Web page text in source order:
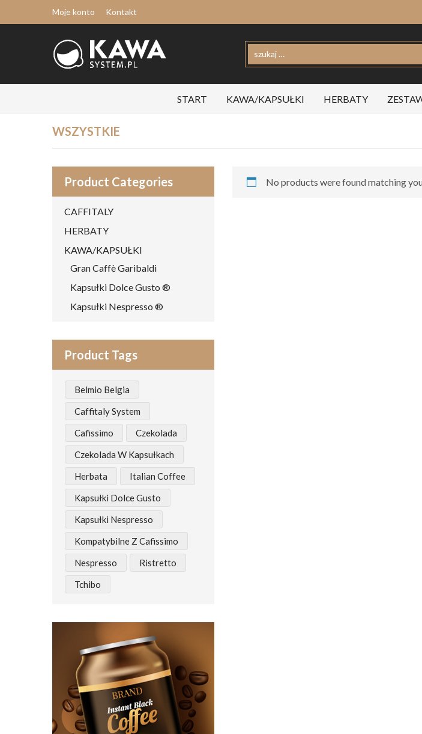
Moje konto Kontakt
START KAWA/KAPSUŁKI HERBATY
WSZYSTKIE
No products were found matching
Product Categories
CAFFITALY
HERBATY
KAWA/KAPSUŁKI
Gran Caffè Garibaldi
Kapsułki Dolce Gusto ®
Kapsułki Nespresso ®
Product Tags
Belmio Belgia
Caffitaly System
Cafissimo
Czekolada
Czekolada W Kapsułkach
Herbata
Italian Coffee
Kapsułki Dolce Gusto
Kapsułki Nespresso
Kompatybilne Z Cafissimo
Nespresso
Ristretto
Tchibo